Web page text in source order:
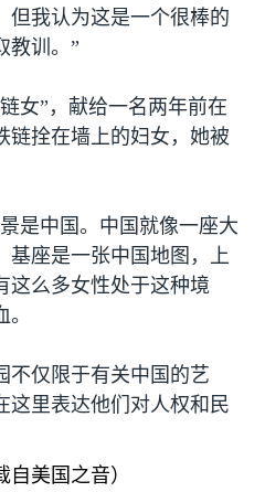
但我认为这是一个很棒的
教训。”
女”，献给一名两年前在
链拴在墙上的妇女，她被
是中国。中国就像一座大
基座是一张中国地图，上
这么多女性处于这种境
不仅限于有关中国的艺
这里表达他们对人权和民
自美国之音）